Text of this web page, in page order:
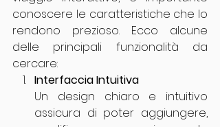
conoscere le caratteristiche che lo
rendono prezioso. Ecco alcune
delle principali funzionalità da
cercare:
Interfaccia Intuitiva
Un design chiaro e intuitivo
assicura di poter aggiungere,